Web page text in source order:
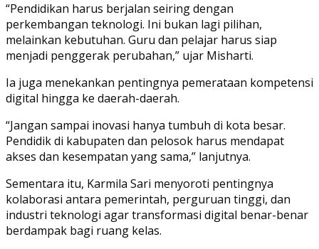
“Pendidikan harus berjalan seiring dengan
perkembangan teknologi. Ini bukan lagi pilihan,
melainkan kebutuhan. Guru dan pelajar harus siap
menjadi penggerak perubahan,” ujar Misharti.
Ia juga menekankan pentingnya pemerataan kompetensi
digital hingga ke daerah-daerah.
“Jangan sampai inovasi hanya tumbuh di kota besar.
Pendidik di kabupaten dan pelosok harus mendapat
akses dan kesempatan yang sama,” lanjutnya.
Sementara itu, Karmila Sari menyoroti pentingnya
kolaborasi antara pemerintah, perguruan tinggi, dan
industri teknologi agar transformasi digital benar-benar
berdampak bagi ruang kelas.